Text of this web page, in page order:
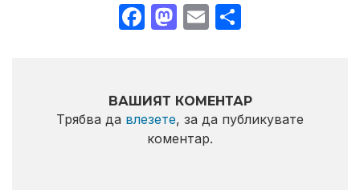
Facebook
Mastodon
Email
ВАШИЯТ КОМЕНТАР
Трябва да влезете, за да публикувате
коментар.